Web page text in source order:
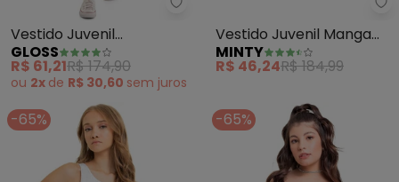
Gloss - Vestido Juvenil
Vestido Juvenil
Quadriculado com
Top(Rosa Candy)
GLOSS
R$ 61,21R$ 174,90
ou 2x de R$ 30,60 sem juros
Vestido Juvenil Manga
Longa em Ribana
(Vermelho)
MINTY
R$ 46,24R$ 184,99
-65% -65%